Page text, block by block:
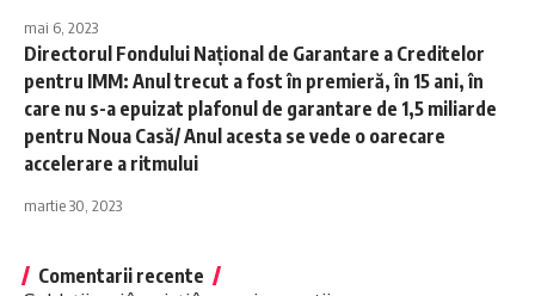
mai 6, 2023
Directorul Fondului Naţional de Garantare a Creditelor
pentru IMM: Anul trecut a fost în premieră, în 15 ani, în
care nu s-a epuizat plafonul de garantare de 1,5 miliarde
pentru Noua Casă/ Anul acesta se vede o oarecare
accelerare a ritmului
martie 30, 2023
Comentarii recente